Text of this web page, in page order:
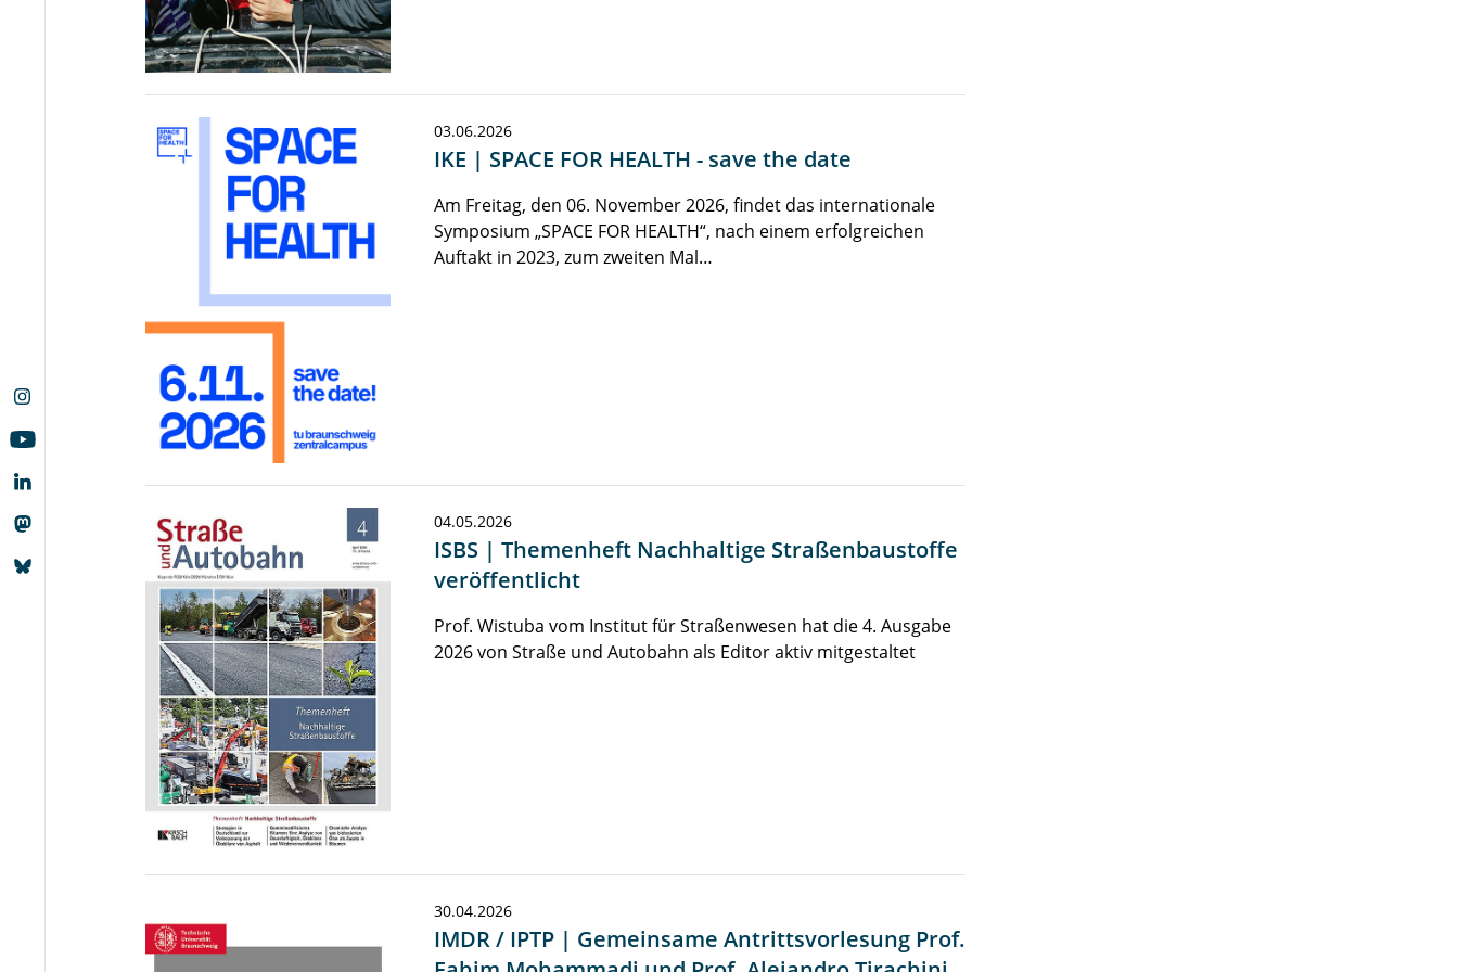
03.06.2026
IKE | SPACE FOR HEALTH - save the date
Am Freitag, den 06. November 2026, findet das internationale
Symposium „SPACE FOR HEALTH“, nach einem erfolgreichen
Auftakt in 2023, zum zweiten Mal…
04.05.2026
ISBS | Themenheft Nachhaltige Straßenbaustoffe
veröffentlicht
Prof. Wistuba vom Institut für Straßenwesen hat die 4. Ausgabe
2026 von Straße und Autobahn als Editor aktiv mitgestaltet
30.04.2026
IMDR / IPTP | Gemeinsame Antrittsvorlesung Prof.